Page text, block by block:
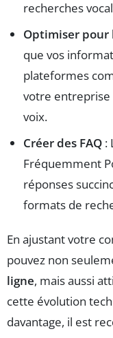
recherches
Optimiser pour
que vos
plateformes
votre entreprise
voix.
Créer des FAQ :
Fréquemment
réponses
formats de
En ajustant votre
pouvez non
ligne, mais aussi
cette évolution
davantage, il est